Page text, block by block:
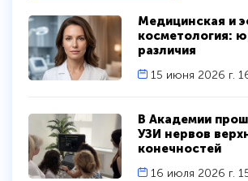
В Академии
УЗИ нервов
конечностей
16 июля 2026 г.
Медицинская и
косметология:
различия
15 июня 2026 г.